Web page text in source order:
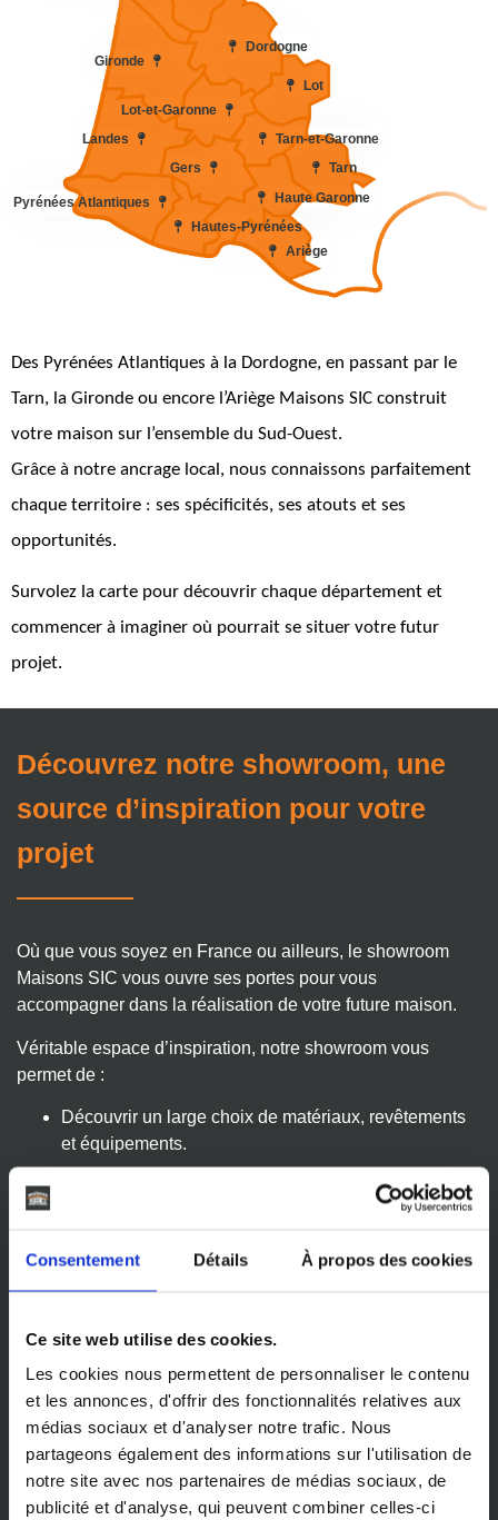
Consentement Détails À propos des cookies
Ce site web utilise des cookies.
Les cookies nous permettent de personnaliser le contenu
et les annonces, d'offrir des fonctionnalités relatives aux
médias sociaux et d'analyser notre trafic. Nous
partageons également des informations sur l'utilisation de
notre site avec nos partenaires de médias sociaux, de
publicité et d'analyse, qui peuvent combiner celles-ci
Gironde
Lot
Landes
Lot-et-Garonne
Pyrénées Atlantiques
Hautes-Pyrénées
Gers
Haute Garonne
Tarn
Tarn-et-Garonne
Dordogne
Ariège
Des Pyrénées Atlantiques à la Dordogne, en passant par le
Tarn, la Gironde ou encore l’Ariège Maisons SIC construit
votre maison sur l’ensemble du Sud-Ouest.
Grâce à notre ancrage local, nous connaissons parfaitement
chaque territoire : ses spécificités, ses atouts et ses
opportunités.
Survolez la carte pour découvrir chaque département et
commencer à imaginer où pourrait se situer votre futur
projet.
Découvrez notre showroom, une
source d’inspiration pour votre
projet
Où que vous soyez en France ou ailleurs, le showroom
Maisons SIC vous ouvre ses portes pour vous
accompagner dans la réalisation de votre future maison.
Véritable espace d’inspiration, notre showroom vous
permet de :
Découvrir un large choix de matériaux, revêtements
et équipements.
Visualiser les différentes ambiances et styles
Être conseillé sur vos choix pour que votre maison
virtuelle immersive afin que vous puissiez parcourir notre
showroom à distance, en toute simplicité.
Avec Maisons SIC, vous avancez en toute confiance,
même à distance.